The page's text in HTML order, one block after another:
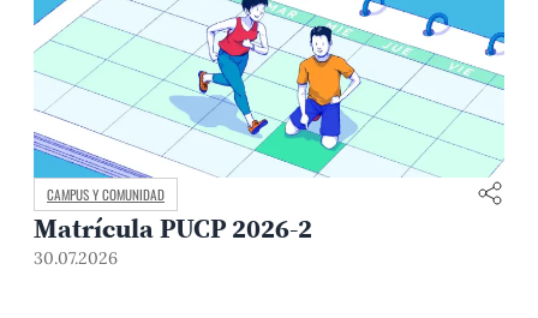
CAMPUS Y COMUNIDAD
Matrícula PUCP 2026-2
30.07.2026